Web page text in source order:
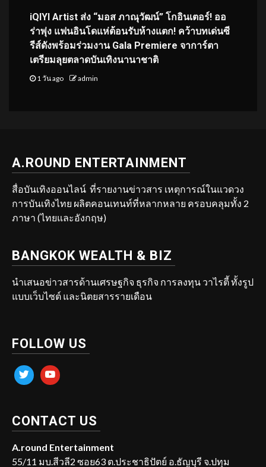
iQIYI Artist ส่ง “มอส ภาณุวัฒน์” โกอินเตอร์! ออ
ร่าพุ่ง แฟนอินโดแห่ต้อนรับห้างแตก! คว้าบทเด่นซี
รีส์ดังพร้อมร่วมงาน Gala Premiere จาการ์ตา
เตรียมลุยตลาดบันเทิงนานาชาติ
1 วัน ago admin
A.ROUND ENTERTAINMENT
สื่อบันเทิงออนไลน์ ที่รายงานข่าวสาร เหตุการณ์ในแวดวง
การบันเทิงไทย ผลิตคอนเทนท์ที่หลากหลาย ครอบคลุมทั้ง 2
ภาษา (ไทยและอังกฤษ)
BANGKOK WEALTH & BIZ
นำเสนอข่าวสารด้านเศรษฐกิจ ธุรกิจ การลงทุน วาไรตี้ ทั้งรูป
แบบเว็บไซต์ และนิตยสารรายเดือน
FOLLOW US
twitter youtube
CONTACT US
A.round Entertainment
55/11 มบ.สีวลี2 ซอย63 ต.ประชาธิปัตย์ อ.ธัญบุรี จ.ปทุม